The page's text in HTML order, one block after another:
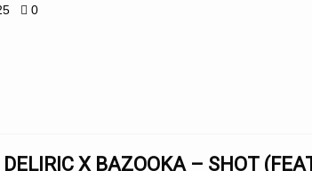
0
DELIRIC X BAZOOKA – SHOT